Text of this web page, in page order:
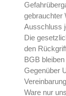
gebrauchter
Ausschluss
Die
den
BGB
Gegenüber
Ware nur